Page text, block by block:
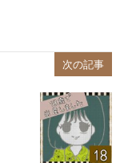
次の記事